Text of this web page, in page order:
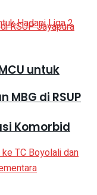
MBG di RSUP
Komorbid
untuk